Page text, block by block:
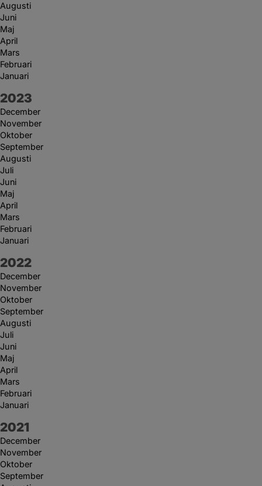
Augusti
Juni
Maj
April
Mars
Februari
Januari
År:
2023
December
November
Oktober
September
Augusti
Juli
Juni
Maj
April
Mars
Februari
Januari
År:
2022
December
November
Oktober
September
Augusti
Juli
Juni
Maj
April
Mars
Februari
Januari
År:
2021
December
November
Oktober
September